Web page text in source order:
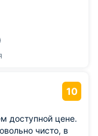
дороги.
двери
10
доступной цене.
чисто, в